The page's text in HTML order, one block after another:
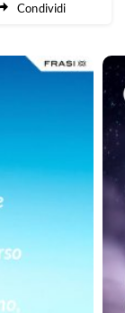
Condividi